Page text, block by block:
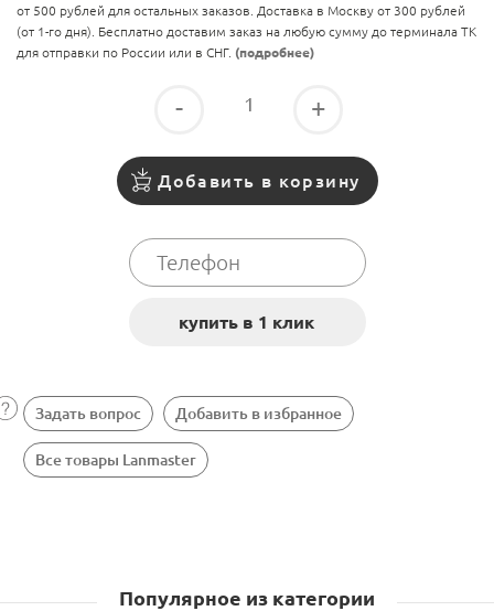
от 500 рублей для остальных заказов. Доставка в Москву от 300 рублей
(от 1-го дня). Бесплатно доставим заказ на любую сумму до терминала ТК
для отправки по России или в СНГ. (подробнее)
- +
Добавить в корзину
Задать вопрос Добавить в избранное
Все товары Lanmaster
Популярное из категории